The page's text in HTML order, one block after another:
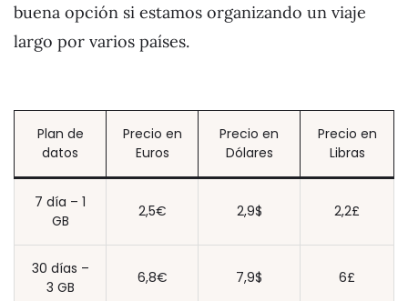
buena opción si estamos organizando un viaje
largo por varios países.
Plan de
datos
Precio en
Euros
Precio en
Dólares
Precio en
Libras
7 día – 1
GB
2,5€ 2,9$ 2,2£
30 días –
3 GB
6,8€ 7,9$ 6£